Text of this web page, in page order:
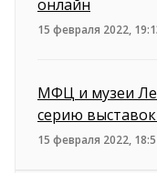
онлайн
15 февраля 2022,
МФЦ и музеи
серию выставок
15 февраля 2022,